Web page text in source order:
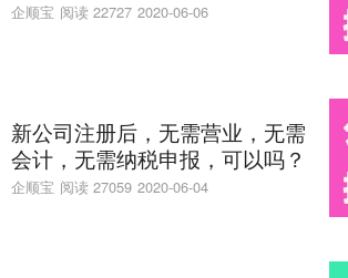
企顺宝 阅读 22727 2020-06-06
新公司注册后，无需营业，无需
会计，无需纳税申报，可以吗？
企顺宝 阅读 27059 2020-06-04